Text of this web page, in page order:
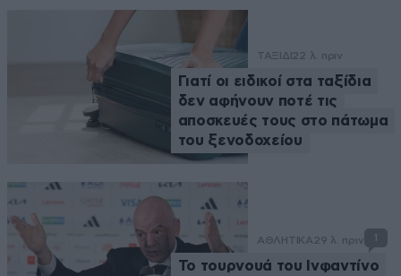
ΤΑΞΙΔΙ22 λ. πριν
Γιατί οι ειδικοί στα ταξίδια
δεν αφήνουν ποτέ τις
αποσκευές τους στο πάτωμα
του ξενοδοχείου
ΑΘΛΗΤΙΚΑ29 λ. πριν 1
Το τουρνουά του Ινφαντίνο